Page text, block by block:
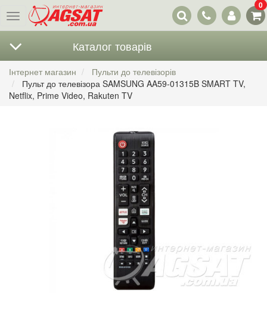
Меню
Наші
контакти
0
Каталог товарів
Інтернет магазин
Пульти до телевізорів
Пульт до телевізора SAMSUNG AA59-01315B SMART TV,
Netflix, Prime Video, Rakuten TV